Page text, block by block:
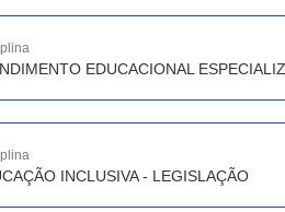
EDUCACIONAL
INCLUSIVA - LEGISLAÇÃO